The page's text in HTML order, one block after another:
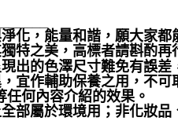
化，能量和諧，願大家都
特之美，高標者請斟酌
出的色澤尺寸難免有誤差
宜作輔助保養之用，不
何內容介紹的效果。
部屬於環境用；非化妝品